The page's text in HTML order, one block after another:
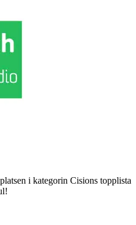
i kategorin Cisions topplista